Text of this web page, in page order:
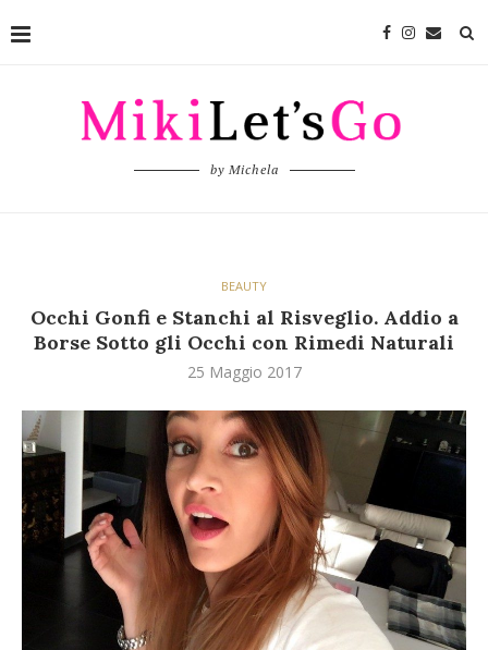
by Michela
BEAUTY
Occhi Gonfi e Stanchi al Risveglio. Addio a
Borse Sotto gli Occhi con Rimedi Naturali
25 Maggio 2017